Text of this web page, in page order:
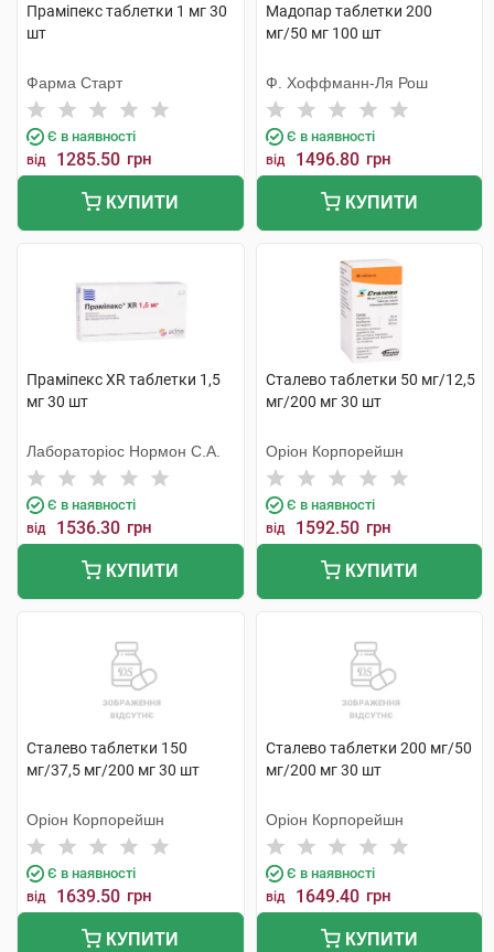
Праміпекс таблетки 1 мг 30
шт
Фарма Старт
Є в наявності
від 1285.50 грн
КУПИТИ
Мадопар таблетки 200
мг/50 мг 100 шт
Ф. Хоффманн-Ля Рош
Є в наявності
від 1496.80 грн
КУПИТИ
Праміпекс XR таблетки 1,5
мг 30 шт
Лабораторіос Нормон С.А.
Є в наявності
від 1536.30 грн
КУПИТИ
Сталево таблетки 50 мг/12,5
мг/200 мг 30 шт
Оріон Корпорейшн
Є в наявності
від 1592.50 грн
КУПИТИ
Сталево таблетки 150
мг/37,5 мг/200 мг 30 шт
Оріон Корпорейшн
Є в наявності
від 1639.50 грн
КУПИТИ
Сталево таблетки 200 мг/50
мг/200 мг 30 шт
Оріон Корпорейшн
Є в наявності
від 1649.40 грн
КУПИТИ